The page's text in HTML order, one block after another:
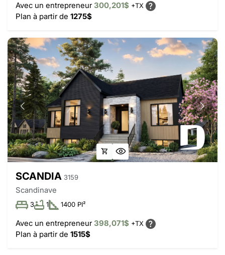
Avec un entrepreneur300,201$ +TX
Plan à partir de 1275$
SCANDIA 3159
Scandinave
3 1 1400 PI²
Avec un entrepreneur398,071$ +TX
Plan à partir de 1515$